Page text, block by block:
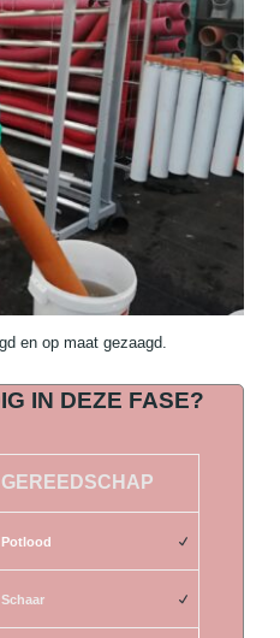
en op maat gezaagd.
IN DEZE FASE?
GEREEDSCHAP
Potlood
Schaar